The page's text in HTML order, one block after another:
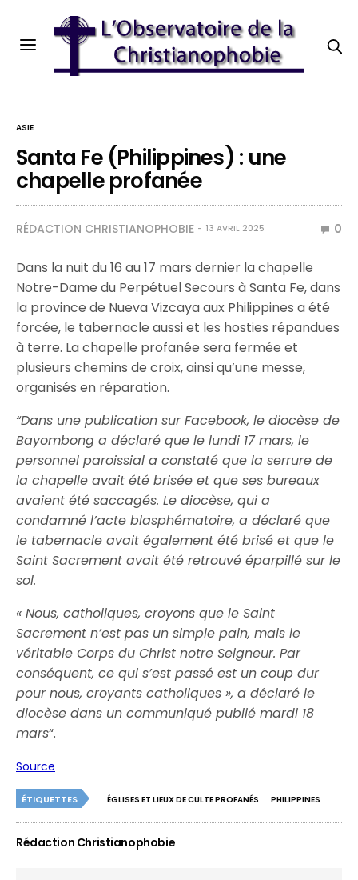
ASIE
Santa Fe (Philippines) : une
chapelle profanée
RÉDACTION CHRISTIANOPHOBIE 13 AVRIL 2025 0
Dans la nuit du 16 au 17 mars dernier la chapelle
Notre-Dame du Perpétuel Secours à Santa Fe, dans
la province de Nueva Vizcaya aux Philippines a été
forcée, le tabernacle aussi et les hosties répandues
à terre. La chapelle profanée sera fermée et
plusieurs chemins de croix, ainsi qu’une messe,
organisés en réparation.
“Dans une publication sur Facebook, le diocèse de
Bayombong a déclaré que le lundi 17 mars, le
personnel paroissial a constaté que la serrure de
la chapelle avait été brisée et que ses bureaux
avaient été saccagés. Le diocèse, qui a
condamné l’acte blasphématoire, a déclaré que
le tabernacle avait également été brisé et que le
Saint Sacrement avait été retrouvé éparpillé sur le
sol.
« Nous, catholiques, croyons que le Saint
Sacrement n’est pas un simple pain, mais le
véritable Corps du Christ notre Seigneur. Par
conséquent, ce qui s’est passé est un coup dur
pour nous, croyants catholiques », a déclaré le
diocèse dans un communiqué publié mardi 18
mars“.
Source
ÉTIQUETTES ÉGLISES ET LIEUX DE CULTE PROFANÉS PHILIPPINES
Rédaction Christianophobie